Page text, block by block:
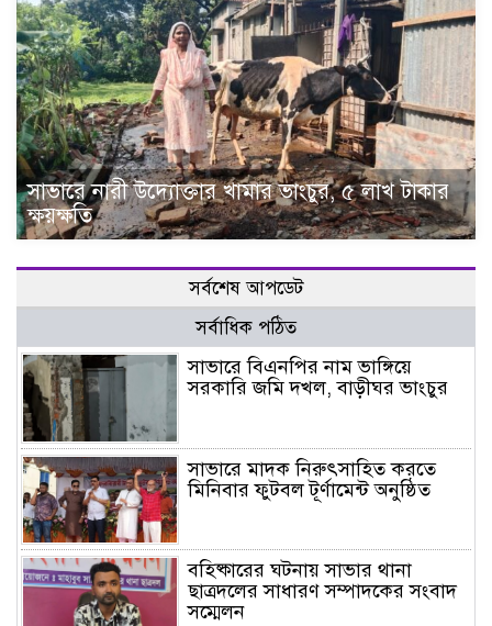
সাভারে নারী উদ্যোক্তার খামার ভাংচুর, ৫ লাখ টাকার
ক্ষয়ক্ষতি
সর্বশেষ আপডেট
সর্বাধিক পঠিত
সাভারে বিএনপির নাম ভাঙ্গিয়ে
সরকারি জমি দখল, বাড়ীঘর ভাংচুর
সাভারে মাদক নিরুৎসাহিত করতে
মিনিবার ফুটবল টূর্ণামেন্ট অনুষ্ঠিত
বহিষ্কারের ঘটনায় সাভার থানা
ছাত্রদলের সাধারণ সম্পাদকের সংবাদ
সম্মেলন